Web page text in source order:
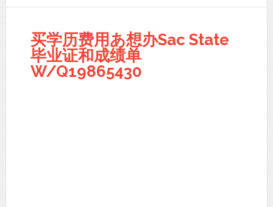
买学历费用あ想办Sac State
毕业证和成绩单
W/Q19865430